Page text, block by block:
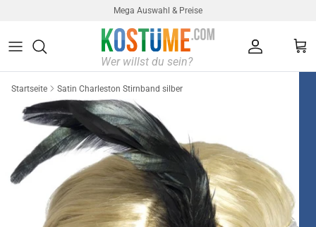
Mega Auswahl & Preise
Startseite Satin Charleston Stirnband silber